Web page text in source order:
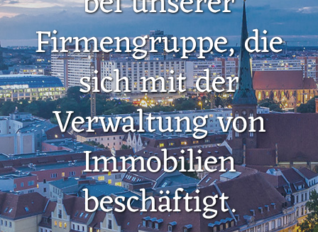
Firmengruppe, die
sich mit der
Verwaltung von
Immobilien
beschäftigt.